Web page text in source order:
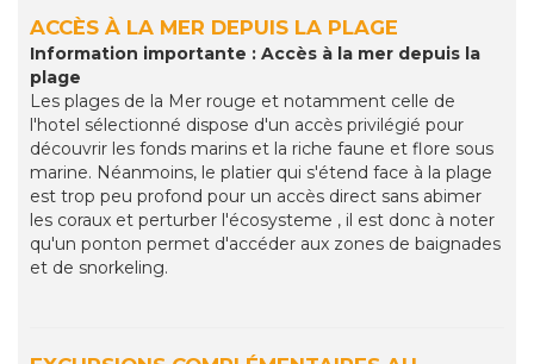
ACCÈS À LA MER DEPUIS LA PLAGE
Information importante : Accès à la mer depuis la
plage
Les plages de la Mer rouge et notamment celle de
l'hotel sélectionné dispose d'un accès privilégié pour
découvrir les fonds marins et la riche faune et flore sous
marine. Néanmoins, le platier qui s'étend face à la plage
est trop peu profond pour un accès direct sans abimer
les coraux et perturber l'écosysteme , il est donc à noter
qu'un ponton permet d'accéder aux zones de baignades
et de snorkeling.